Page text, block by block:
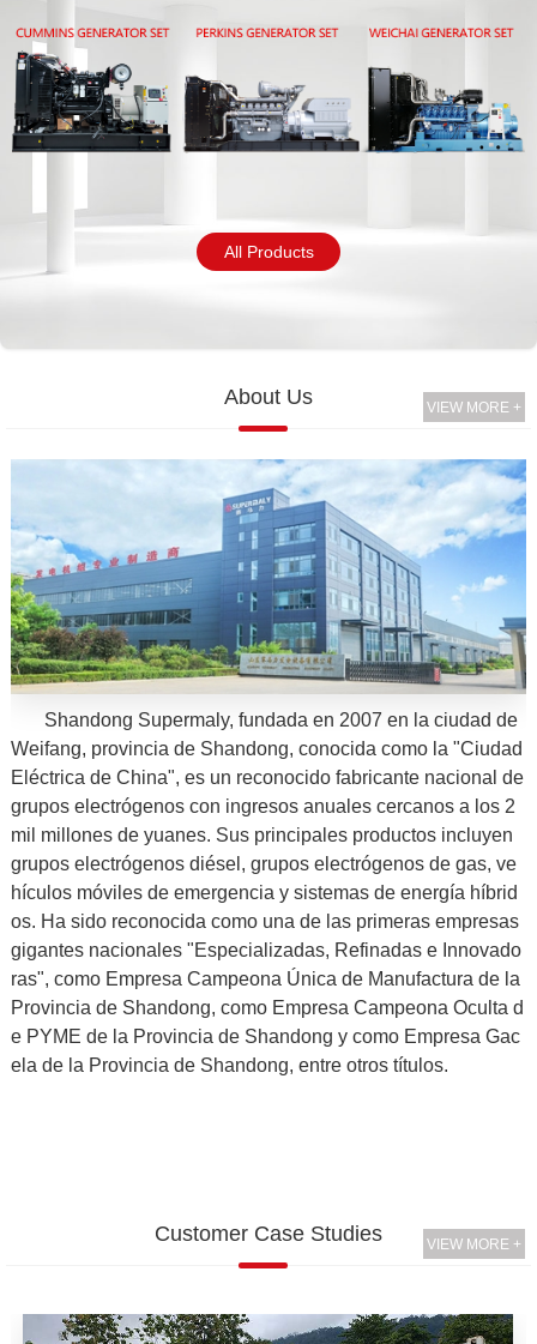
All Products
About Us VIEW MORE +
Shandong Supermaly, fundada en 2007 en la ciudad de
Weifang, provincia de Shandong, conocida como la "Ciudad
Eléctrica de China", es un reconocido fabricante nacional de
grupos electrógenos con ingresos anuales cercanos a los 2
mil millones de yuanes. Sus principales productos incluyen
grupos electrógenos diésel, grupos electrógenos de gas, ve
hículos móviles de emergencia y sistemas de energía híbrid
os. Ha sido reconocida como una de las primeras empresas
gigantes nacionales "Especializadas, Refinadas e Innovado
ras", como Empresa Campeona Única de Manufactura de la
Provincia de Shandong, como Empresa Campeona Oculta d
e PYME de la Provincia de Shandong y como Empresa Gac
ela de la Provincia de Shandong, entre otros títulos.
Customer Case Studies VIEW MORE +